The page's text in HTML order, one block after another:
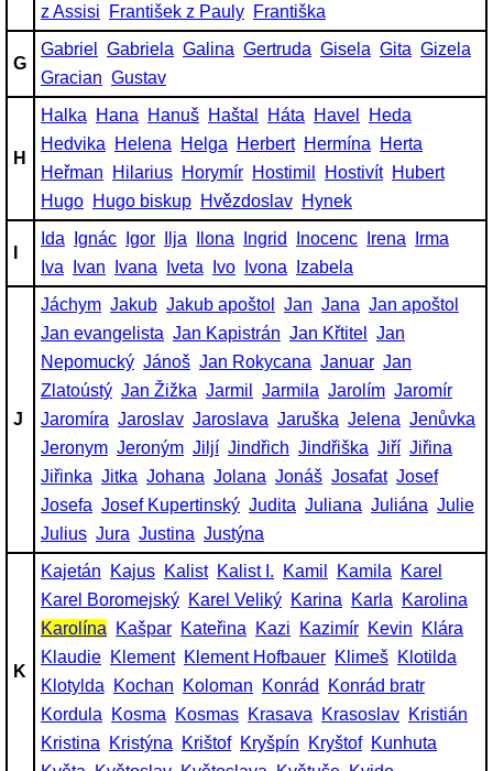
z Assisi
František z Pauly Františka
G
Gabriel Gabriela Galina Gertruda Gisela Gita Gizela
Gracian Gustav
H
Halka Hana Hanuš Haštal Háta Havel
Heda
Hedvika
Helena Helga Herbert Hermína
Herta
Heřman
Hilarius Horymír Hostimil Hostivít Hubert
Hugo Hugo biskup Hvězdoslav Hynek
Ida Ignác Igor Ilja Ilona Ingrid Inocenc Irena
Irma
Iva
Ivan Ivana Iveta Ivo Ivona Izabela
J
Jáchym Jakub Jakub apoštol Jan Jana Jan apoštol
Jan evangelista Jan Kapistrán Jan Křtitel
Jan
Nepomucký Jánoš Jan Rokycana Januar Jan
Zlatoústý Jan Žižka Jarmil Jarmila Jarolím Jaromír
Jaromíra Jaroslav Jaroslava Jaruška Jelena Jenůvka
Jeronym Jeroným Jiljí Jindřich Jindřiška Jiří Jiřina
Jiřinka Jitka Johana Jolana Jonáš Josafat Josef
Josefa Josef Kupertinský Judita Juliana Juliána Julie
Julius Jura Justina Justýna
K
Kajetán Kajus Kalist Kalist I. Kamil Kamila
Karel
Karel Boromejský Karel Veliký Karina Karla
Karolina
Karolína
Kašpar Kateřina Kazi Kazimír Kevin
Klára
Klaudie Klement Klement Hofbauer Klimeš Klotilda
Klotylda
Kochan Koloman Konrád
Konrád bratr
Kordula
Kosma Kosmas Krasava Krasoslav Kristián
Kristina
Kristýna Krištof Kryšpín Kryštof Kunhuta